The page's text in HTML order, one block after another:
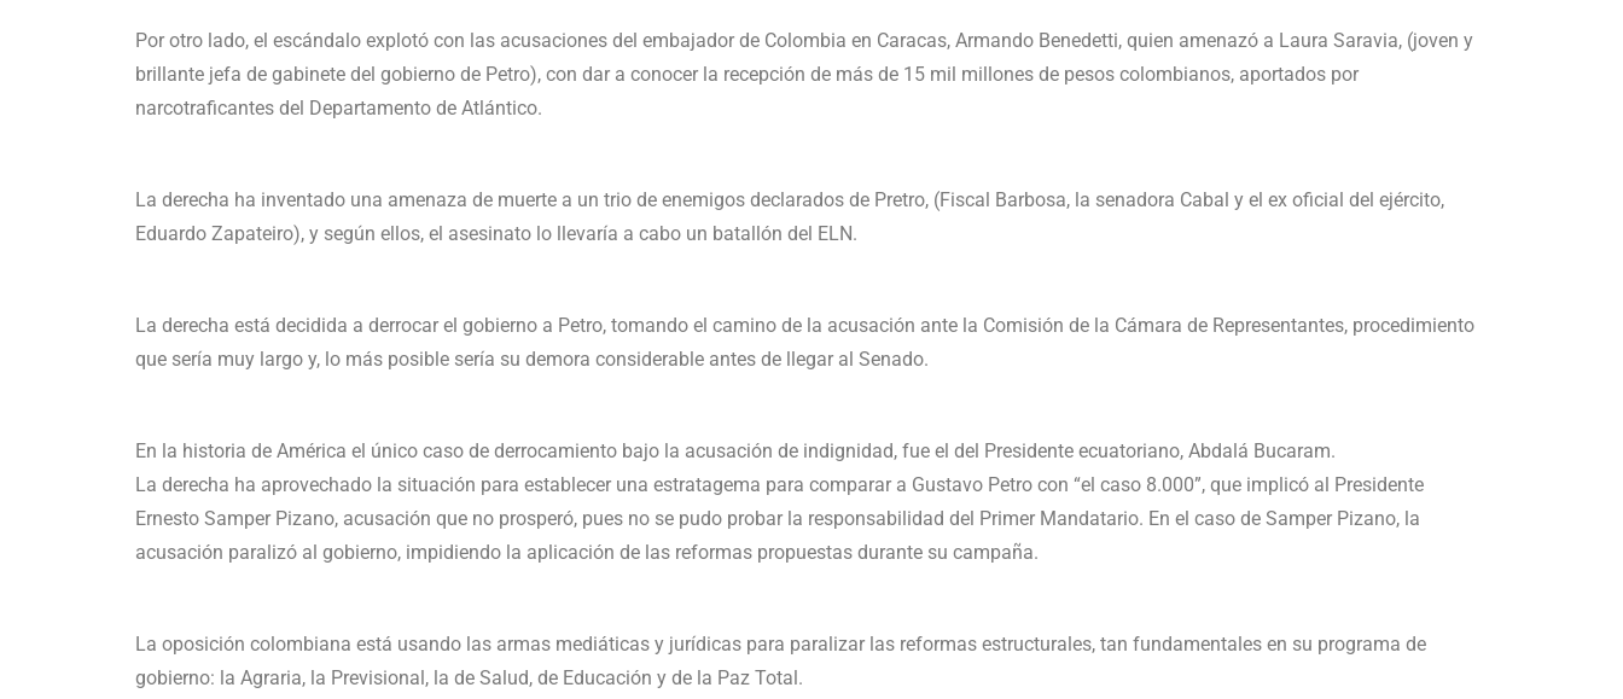
Por otro lado, el escándalo explotó con las acusaciones del embajador de Colombia en Caracas, Armando Benedetti, quien amenazó a Laura Saravia, (joven y
brillante jefa de gabinete del gobierno de Petro), con dar a conocer la recepción de más de 15 mil millones de pesos colombianos, aportados por
narcotraficantes del Departamento de Atlántico.
La derecha ha inventado una amenaza de muerte a un trio de enemigos declarados de Pretro, (Fiscal Barbosa, la senadora Cabal y el ex oficial del ejército,
Eduardo Zapateiro), y según ellos, el asesinato lo llevaría a cabo un batallón del ELN.
La derecha está decidida a derrocar el gobierno a Petro, tomando el camino de la acusación ante la Comisión de la Cámara de Representantes, procedimiento
que sería muy largo y, lo más posible sería su demora considerable antes de llegar al Senado.
En la historia de América el único caso de derrocamiento bajo la acusación de indignidad, fue el del Presidente ecuatoriano, Abdalá Bucaram.
La derecha ha aprovechado la situación para establecer una estratagema para comparar a Gustavo Petro con “el caso 8.000”, que implicó al Presidente
Ernesto Samper Pizano, acusación que no prosperó, pues no se pudo probar la responsabilidad del Primer Mandatario. En el caso de Samper Pizano, la
acusación paralizó al gobierno, impidiendo la aplicación de las reformas propuestas durante su campaña.
La oposición colombiana está usando las armas mediáticas y jurídicas para paralizar las reformas estructurales, tan fundamentales en su programa de
gobierno: la Agraria, la Previsional, la de Salud, de Educación y de la Paz Total.